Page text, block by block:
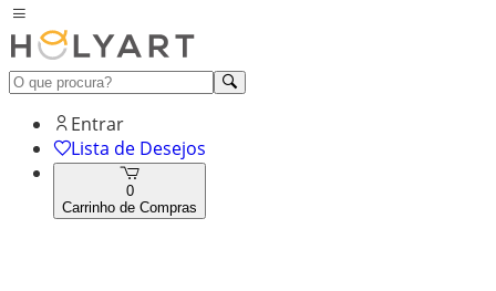
Entrar
Lista de Desejos
0
Carrinho de Compras